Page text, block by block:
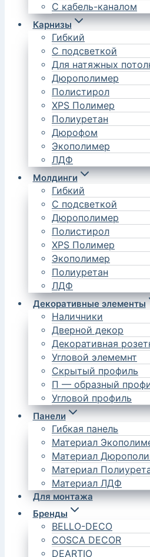
С кабель-каналом
Карнизы
Гибкий
С подсветкой
Для натяжных
Дюрополимер
Полистирол
XPS Полимер
Полиуретан
Дюрофом
Экополимер
ЛДФ
Молдинги
Гибкий
С подсветкой
Дюрополимер
Полистирол
XPS Полимер
Экополимер
Полиуретан
ЛДФ
Декоративные элементы
Наличники
Дверной декор
Декоративная
Угловой элемемнт
Скрытый профиль
П — образный
Угловой профиль
Панели
Гибкая панель
Материал
Материал
Материал
Материал ЛДФ
Для монтажа
Бренды
BELLO-DECO
COSCA DECOR
DEARTIO